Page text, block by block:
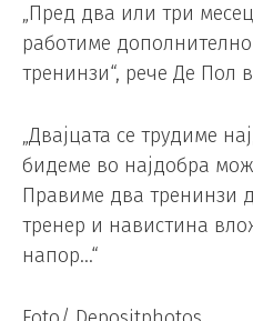
„Пред два или три
работиме
тренинзи“, рече Де Пол
„Двајцата се трудиме
бидеме во најдобра
Правиме два тренинзи
тренер и навистина
напор…“